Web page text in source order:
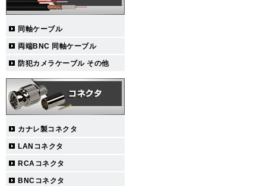
同軸ケーブル
両端BNC 同軸ケーブル
防犯カメラケーブル その他
カナレ製コネクタ
LANコネクタ
RCAコネクタ
BNCコネクタ